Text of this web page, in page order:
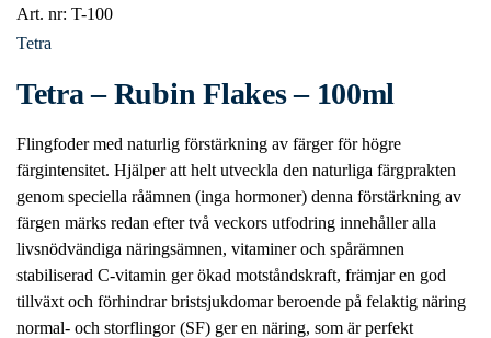
m
e
Art. nr: T-100
Tetra
Tetra – Rubin Flakes – 100ml
Flingfoder med naturlig förstärkning av färger för högre
färgintensitet. Hjälper att helt utveckla den naturliga färgprakten
genom speciella råämnen (inga hormoner) denna förstärkning av
färgen märks redan efter två veckors utfodring innehåller alla
livsnödvändiga näringsämnen, vitaminer och spårämnen
stabiliserad C-vitamin ger ökad motståndskraft, främjar en god
tillväxt och förhindrar bristsjukdomar beroende på felaktig näring
normal- och storflingor (SF) ger en näring, som är perfekt